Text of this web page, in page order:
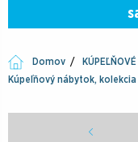
Domov
Kúpeľňový nábytok, kolekcia